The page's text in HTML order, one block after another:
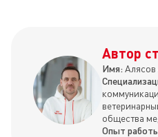
Автор
Имя: Алясов
общества
Опыт